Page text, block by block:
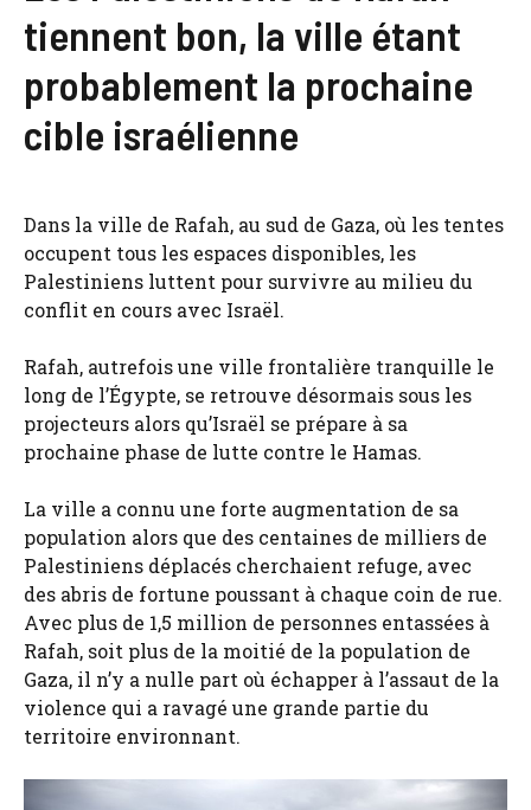
tiennent bon, la ville étant
probablement la prochaine
cible israélienne
Dans la ville de Rafah, au sud de Gaza, où les tentes
occupent tous les espaces disponibles, les
Palestiniens luttent pour survivre au milieu du
conflit en cours avec Israël.
Rafah, autrefois une ville frontalière tranquille le
long de l’Égypte, se retrouve désormais sous les
projecteurs alors qu’Israël se prépare à sa
prochaine phase de lutte contre le Hamas.
La ville a connu une forte augmentation de sa
population alors que des centaines de milliers de
Palestiniens déplacés cherchaient refuge, avec
des abris de fortune poussant à chaque coin de rue.
Avec plus de 1,5 million de personnes entassées à
Rafah, soit plus de la moitié de la population de
Gaza, il n’y a nulle part où échapper à l’assaut de la
violence qui a ravagé une grande partie du
territoire environnant.